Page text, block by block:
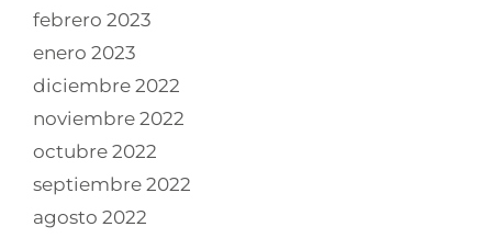
febrero 2023
enero 2023
diciembre 2022
noviembre 2022
octubre 2022
septiembre 2022
agosto 2022